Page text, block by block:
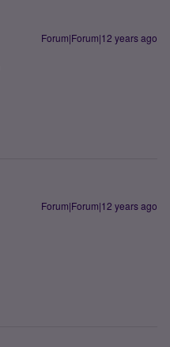
Forum|Forum|12 years ago
Forum|Forum|12 years ago